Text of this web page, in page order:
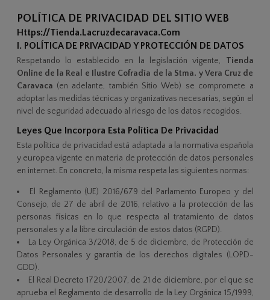
POLÍTICA DE PRIVACIDAD DEL SITIO WEB
Https://tienda.lacruzdecaravaca.com
I. POLÍTICA DE PRIVACIDAD Y PROTECCIÓN DE DATOS
Respetando lo establecido en la legislación vigente, Tienda
Online de la Real e Ilustre Cofradía de la Stma. y Vera Cruz de
Caravaca (en adelante, también Sitio Web) se compromete a
adoptar las medidas técnicas y organizativas necesarias, según el
nivel de seguridad adecuado al riesgo de los datos recogidos.
Leyes Que Incorpora Esta Política De Privacidad
Esta política de privacidad está adaptada a la normativa española
y europea vigente en materia de protección de datos personales
en internet. En concreto, la misma respeta las siguientes normas:
El Reglamento (UE) 2016/679 del Parlamento Europeo y del
Consejo, de 27 de abril de 2016, relativo a la protección de las
personas físicas en lo que respecta al tratamiento de datos
personales y a la libre circulación de estos datos (RGPD).
La Ley Orgánica 3/2018, de 5 de diciembre, de Protección de
Datos Personales y garantía de los derechos digitales (LOPD-
GDD).
El Real Decreto 1720/2007, de 21 de diciembre, por el que se
aprueba el Reglamento de desarrollo de la Ley Orgánica 15/1999,